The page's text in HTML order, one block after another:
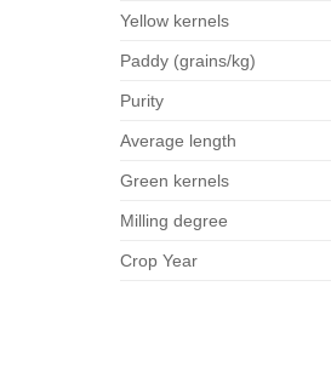
Yellow kernels
Paddy (grains/kg)
Purity
Average length
Green kernels
Milling degree
Crop Year